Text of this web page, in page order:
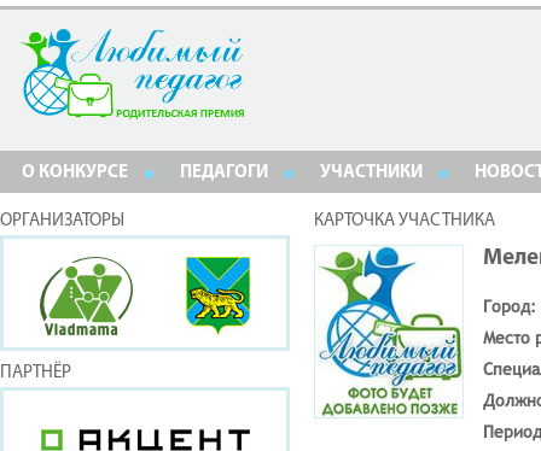
О КОНКУРСЕ ПЕДАГОГИ УЧАСТНИКИ
ОРГАНИЗАТОРЫ
ПАРТНЁР
КАРТОЧКА УЧАСТНИКА
Город:
Место